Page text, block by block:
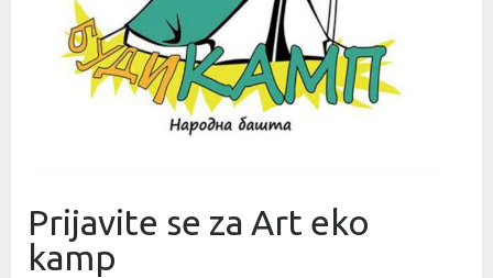
Prijavite se za Art eko
kamp